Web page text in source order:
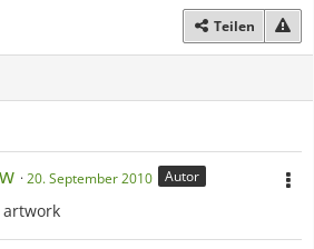
Teilen
20. September 2010 Autor